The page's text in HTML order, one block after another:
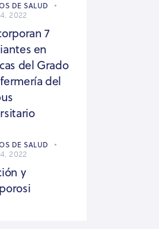
DE SALUD
2022
7
en
del Grado
del
DE SALUD
2022
y